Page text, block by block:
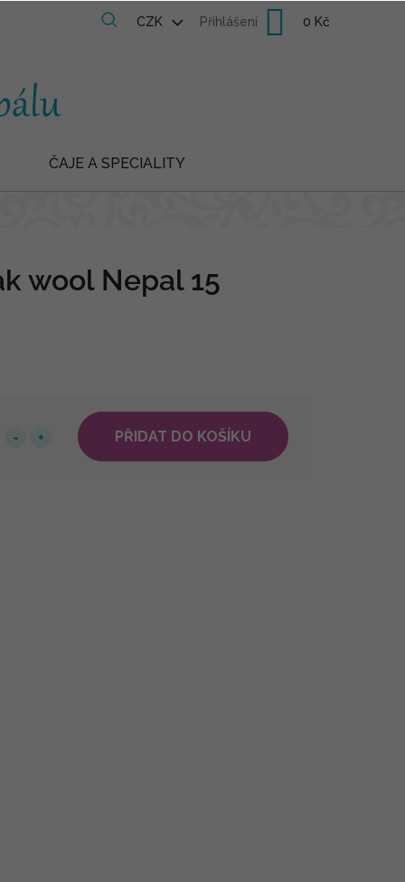
CZK Přihlášení
Nákupní
ČAJE A SPECIALITY
wool Nepal 15
PŘIDAT DO KOŠÍKU